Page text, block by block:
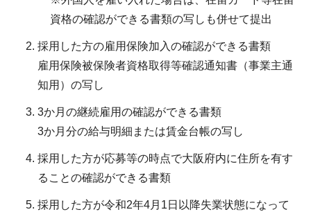
資格の確認ができる書類の写しも併せて提出
採用した方の雇用保険加入の確認ができる書類
雇用保険被保険者資格取得等確認通知書（事業主通
知用）の写し
3か月の継続雇用の確認ができる書類
3か月分の給与明細または賃金台帳の写し
採用した方が応募等の時点で大阪府内に住所を有す
ることの確認ができる書類
採用した方が令和2年4月1日以降失業状態になって